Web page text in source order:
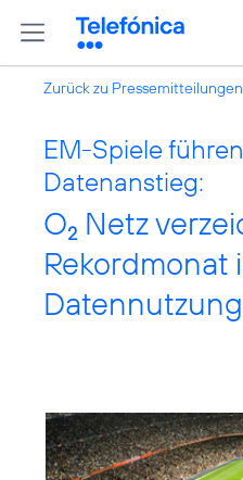
Zurück zu
EM-Spiele
Datenanstieg:
O2 Netz
Rekordmonat
Datennutzung